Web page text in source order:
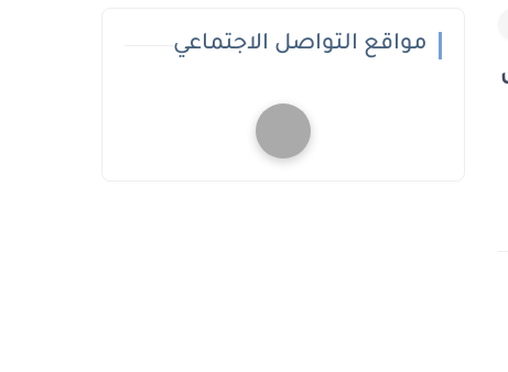
مواقع التواصل الاجتماعي